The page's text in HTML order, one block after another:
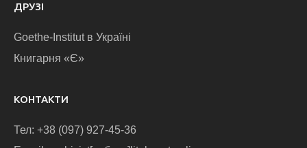
ДРУЗІ
Goethe-Institut в Україні
Книгарня «Є»
КОНТАКТИ
Тел: +38 (097) 927-45-36